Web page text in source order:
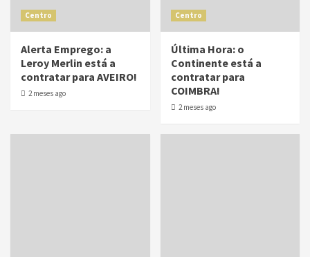
Centro
Alerta Emprego: a
Leroy Merlin está a
contratar para AVEIRO!
2 meses ago
Centro
Última Hora: o
Continente está a
contratar para
COIMBRA!
2 meses ago